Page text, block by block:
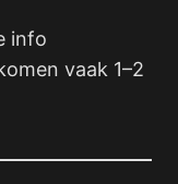
info
vaak 1–2